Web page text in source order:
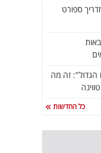
ספורט
זה מה
כל החדשות